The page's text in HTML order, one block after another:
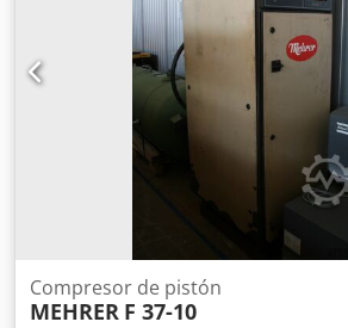
Compresor de pistón
MEHRER F 37-10